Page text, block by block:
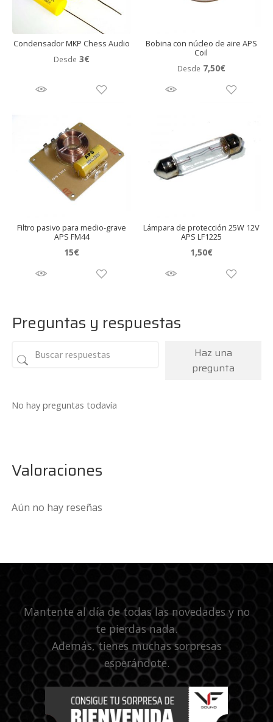
Condensador MKP Chess Audio
Desde 3€
Bobina con núcleo de aire APS
Coil
Desde 7,50€
Filtro pasivo para medio-grave
APS FM44
15€
Lámpara de protección 25W 12V
APS LF1225
1,50€
Preguntas y respuestas
Haz una
pregunta
No hay preguntas todavía
Valoraciones
Aún no hay reseñas
Mantente al día de todas las novedades y no
te pierdas nada.
Además, tienes muchas sorpresas
esperándote.